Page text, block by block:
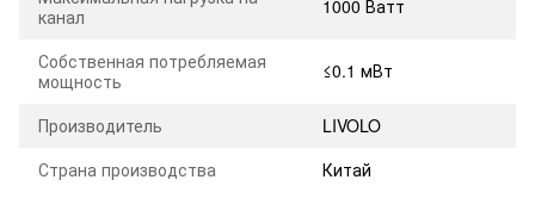
канал
1000 Ватт
Собственная потребляемая
мощность
≤0.1 мВт
Производитель
LIVOLO
Страна производства
Китай